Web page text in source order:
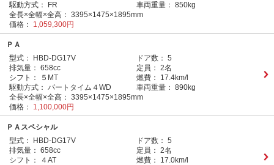
駆動方式：
FR 車両重量： 850kg
全長×全幅×全高： 3395×1475×1895mm
価格：
1,059,300円
ＰＡ
型式：
HBD-DG17V ドア数： 5
排気量： 658cc 定員： 2名
シフト：
５MT 燃費：
17.4km/l
駆動方式： パートタイム４WD 車両重量： 890kg
全長×全幅×全高： 3395×1475×1895mm
価格：
1,100,000円
ＰＡスペシャル
型式：
HBD-DG17V ドア数： 5
排気量： 658cc 定員： 2名
シフト：
４AT 燃費：
17.0km/l